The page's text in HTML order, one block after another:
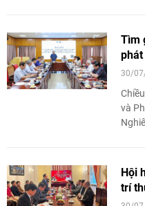
Tìm
30/
và
gợi
Hội
trí